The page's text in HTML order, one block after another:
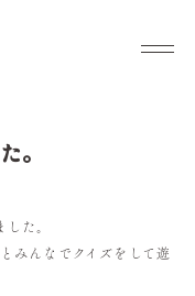
。
た。
みんなでクイズをして遊